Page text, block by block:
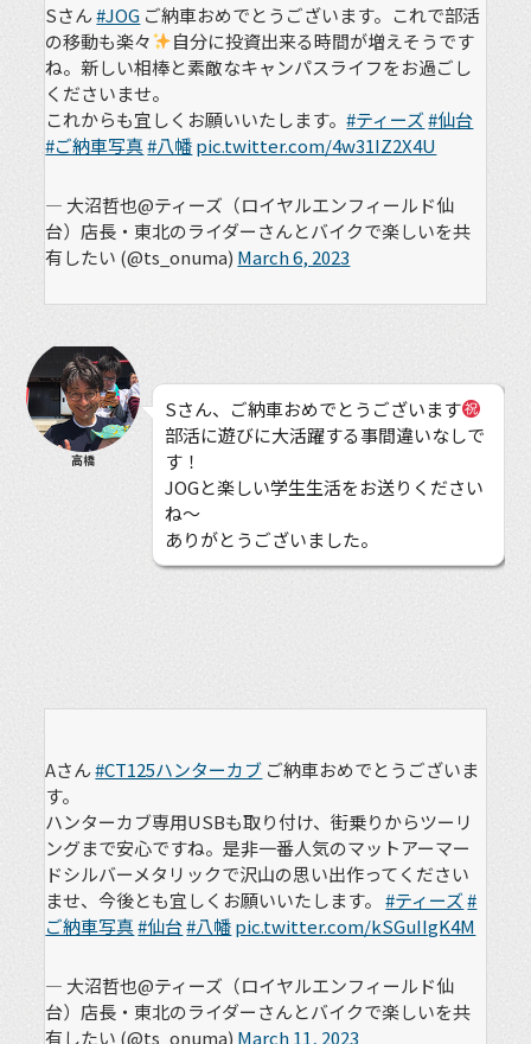
Sさん#JOG ご納車おめでとうございます。これで部活
の移動も楽々
自分に投資出来る時間が増えそうです
ね。新しい相棒と素敵なキャンパスライフをお過ごし
くださいませ。
これからも宜しくお願いいたします。#ティーズ#仙台
#ご納車写真#八幡pic.twitter.com/4w31IZ2X4U
— 大沼哲也@ティーズ（ロイヤルエンフィールド仙
台）店長・東北のライダーさんとバイクで楽しいを共
有したい (@ts_onuma) March 6, 2023
高橋
Sさん、ご納車おめでとうございます
部活に遊びに大活躍する事間違いなしで
す！
JOGと楽しい学生生活をお送りください
ね〜
ありがとうございました。
Aさん#CT125ハンターカブ ご納車おめでとうございま
す。
ハンターカブ専用USBも取り付け、街乗りからツーリ
ングまで安心ですね。是非一番人気のマットアーマー
ドシルバーメタリックで沢山の思い出作ってください
ませ、今後とも宜しくお願いいたします。#ティーズ#
ご納車写真#仙台#八幡pic.twitter.com/kSGuIIgK4M
— 大沼哲也@ティーズ（ロイヤルエンフィールド仙
台）店長・東北のライダーさんとバイクで楽しいを共
有したい (@ts_onuma) March 11, 2023